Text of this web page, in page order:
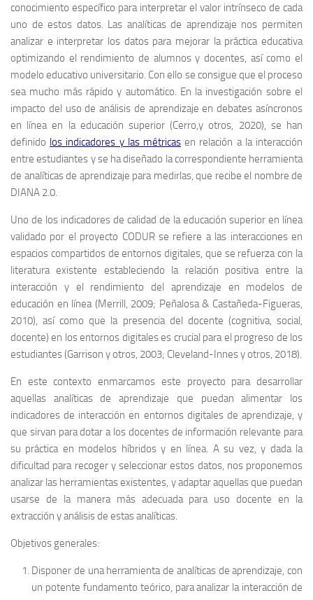
conocimiento específico para interpretar el valor intrínseco de cada
uno de estos datos. Las analíticas de aprendizaje nos permiten
analizar e interpretar los datos para mejorar la práctica educativa
optimizando el rendimiento de alumnos y docentes, así como el
modelo educativo universitario. Con ello se consigue que el proceso
sea mucho más rápido y automático. En la investigación sobre el
impacto del uso de análisis de aprendizaje en debates asíncronos
en línea en la educación superior (Cerro,y otros, 2020), se han
definido los indicadores y las métricas en relación a la interacción
entre estudiantes y se ha diseñado la correspondiente herramienta
de analíticas de aprendizaje para medirlas, que recibe el nombre de
DIANA 2.0.
Uno de los indicadores de calidad de la educación superior en línea
validado por el proyecto CODUR se refiere a las interacciones en
espacios compartidos de entornos digitales, que se refuerza con la
literatura existente estableciendo la relación positiva entre la
interacción y el rendimiento del aprendizaje en modelos de
educación en línea (Merrill, 2009; Peñalosa & Castañeda-Figueras,
2010), así como que la presencia del docente (cognitiva, social,
docente) en los entornos digitales es crucial para el progreso de los
estudiantes (Garrison y otros, 2003; Cleveland-Innes y otros, 2018).
En este contexto enmarcamos este proyecto para desarrollar
aquellas analíticas de aprendizaje que puedan alimentar los
indicadores de interacción en entornos digitales de aprendizaje, y
que sirvan para dotar a los docentes de información relevante para
su práctica en modelos híbridos y en línea. A su vez, y dada la
dificultad para recoger y seleccionar estos datos, nos proponemos
analizar las herramientas existentes, y adaptar aquellas que puedan
usarse de la manera más adecuada para uso docente en la
extracción y análisis de estas analíticas.
Objetivos generales:
Disponer de una herramienta de analíticas de aprendizaje, con
un potente fundamento teórico, para analizar la interacción de